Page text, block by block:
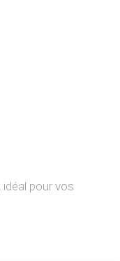
pour vos